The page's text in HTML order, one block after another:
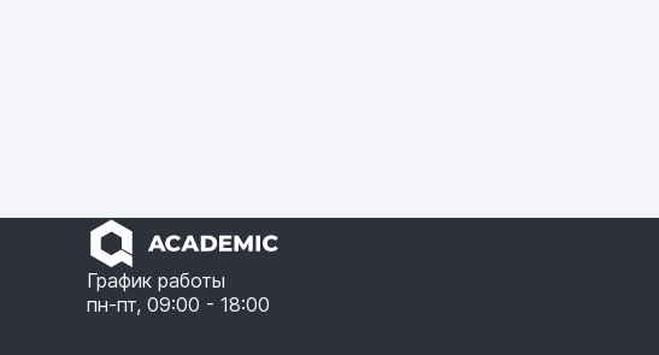
График работы
пн-пт, 09:00 - 18:00